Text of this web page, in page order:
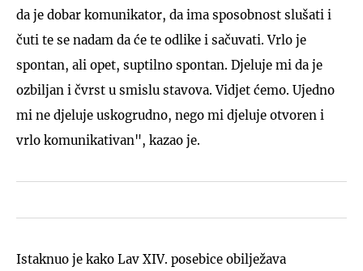
da je dobar komunikator, da ima sposobnost slušati i
čuti te se nadam da će te odlike i sačuvati. Vrlo je
spontan, ali opet, suptilno spontan. Djeluje mi da je
ozbiljan i čvrst u smislu stavova. Vidjet ćemo. Ujedno
mi ne djeluje uskogrudno, nego mi djeluje otvoren i
vrlo komunikativan", kazao je.
Istaknuo je kako Lav XIV. posebice obilježava